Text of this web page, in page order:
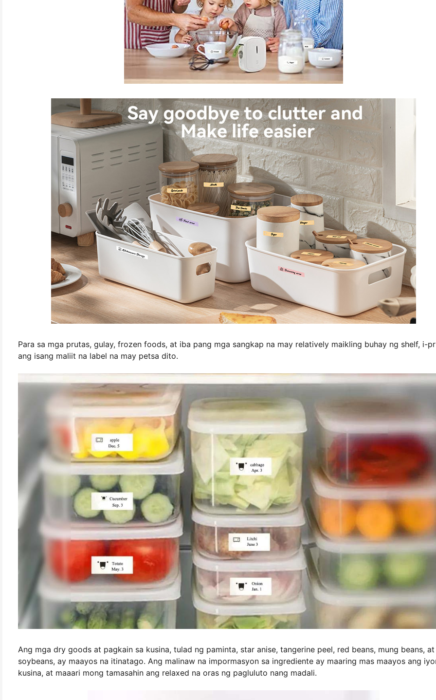
Para sa mga prutas, gulay, frozen foods, at iba pang mga sangkap na may relatively maikling buhay ng shelf, i-
ang isang maliit na label na may petsa dito.
Ang mga dry goods at pagkain sa kusina, tulad ng paminta, star anise, tangerine peel, red beans, mung beans, at
soybeans, ay maayos na itinatago. Ang malinaw na impormasyon sa ingrediente ay maaring mas maayos ang
kusina, at maaari mong tamasahin ang relaxed na oras ng pagluluto nang madali.